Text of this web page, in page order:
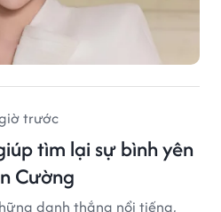
trước
tìm lại sự bình yên
Cường
danh thắng nổi tiếng,